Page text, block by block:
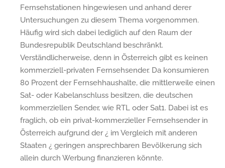
Fernsehstationen hingewiesen und anhand derer
Untersuchungen zu diesem Thema vorgenommen.
Häufig wird sich dabei lediglich auf den Raum der
Bundesrepublik Deutschland beschränkt.
Verständlicherweise, denn in Österreich gibt es keinen
kommerziell-privaten Fernsehsender. Da konsumieren
80 Prozent der Fernsehhaushalte, die mittlerweile einen
Sat- oder Kabelanschluss besitzen, die deutschen
kommerziellen Sender, wie RTL oder Sat1. Dabei ist es
fraglich, ob ein privat-kommerzieller Fernsehsender in
Österreich aufgrund der ¿ im Vergleich mit anderen
Staaten ¿ geringen ansprechbaren Bevölkerung sich
allein durch Werbung finanzieren könnte.